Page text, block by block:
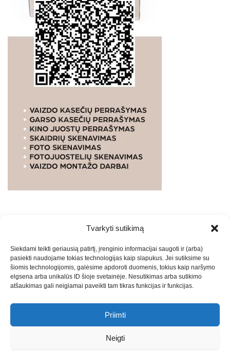
Tvarkyti sutikimą
Siekdami teikti geriausią patirtį, įrenginio informacijai saugoti ir (arba)
pasiekti naudojame tokias technologijas kaip slapukus. Jei sutiksime su
šiomis technologijomis, galėsime apdoroti duomenis, tokius kaip naršymo
elgsena arba unikalūs ID šioje svetainėje. Nesutikimas arba sutikimo
atšaukimas gali neigiamai paveikti tam tikras funkcijas ir funkcijas.
Priimti
Neigti
PASLAUGOS. SEO tekstų rašymas, turinio kūrimas,
straipsnių rašymas ir talpinimas į mūsų valdomas
svetaines.2026Armijai.LTTheme: Express News ByAdore
Themes.
Marketingo agentūra -Teisinės
-Saulius Narbutas